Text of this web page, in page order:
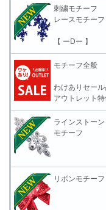
刺繍モチーフ
レースモチーフ
【 ーDー 】
モチーフ全般
わけありセール
アウトレット特
ラインストーン
モチーフ
リボンモチーフ